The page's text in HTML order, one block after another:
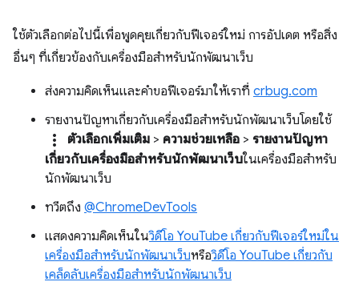
ใช้ตัวเลือกต่อไปนี้เพื่อพูดคุยเกี่ยวกับฟีเจอร์ใหม่ การอัปเดต หรือสิ่ง
อื่นๆ ที่เกี่ยวข้องกับเครื่องมือสำหรับนักพัฒนาเว็บ
ส่งความคิดเห็นและคำขอฟีเจอร์มาให้เราที่ crbug.com
รายงานปัญหาเกี่ยวกับเครื่องมือสำหรับนักพัฒนาเว็บโดยใช้
more_vert ตัวเลือกเพิ่มเติม > ความช่วยเหลือ > รายงานปัญหา
เกี่ยวกับเครื่องมือสำหรับนักพัฒนาเว็บในเครื่องมือสำหรับ
นักพัฒนาเว็บ
ทวีตถึง @ChromeDevTools
แสดงความคิดเห็นในวิดีโอ YouTube เกี่ยวกับฟีเจอร์ใหม่ใน
เครื่องมือสำหรับนักพัฒนาเว็บหรือวิดีโอ YouTube เกี่ยวกับ
เคล็ดลับเครื่องมือสำหรับนักพัฒนาเว็บ